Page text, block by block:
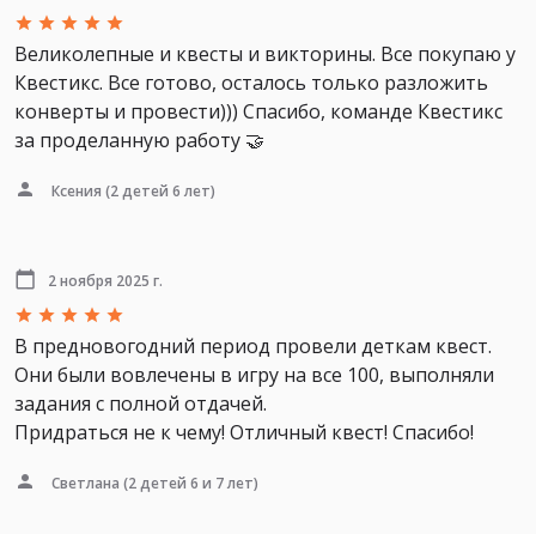
Великолепные и квесты и викторины. Все покупаю у
Квестикс. Все готово, осталось только разложить
конверты и провести))) Спасибо, команде Квестикс
за проделанную работу 🤝
Ксения (2 детей 6 лет)
2 ноября 2025 г.
В предновогодний период провели деткам квест.
Они были вовлечены в игру на все 100, выполняли
задания с полной отдачей.
Придраться не к чему! Отличный квест! Спасибо!
Светлана (2 детей 6 и 7 лет)